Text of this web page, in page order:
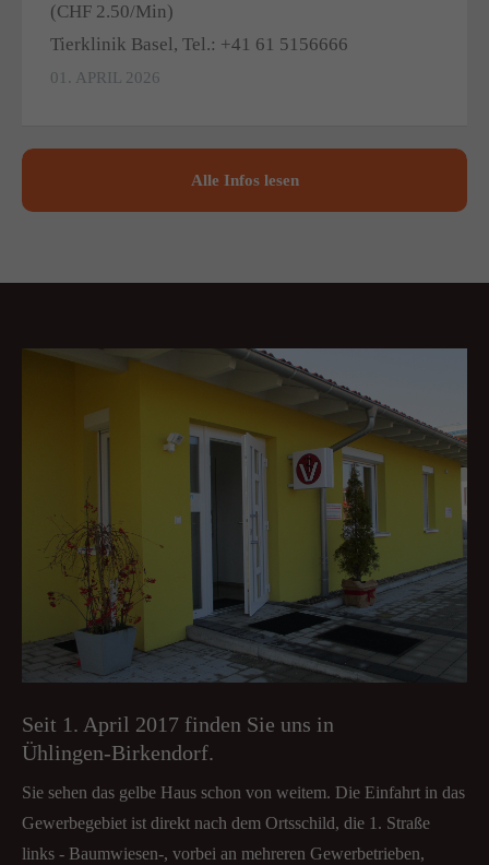
(CHF 2.50/Min)
Tierklinik Basel, Tel.: +41 61 5156666
01. APRIL 2026
Alle Infos lesen
Seit 1. April 2017 finden Sie uns in
Ühlingen-Birkendorf.
Sie sehen das gelbe Haus schon von weitem. Die Einfahrt in das
Gewerbegebiet ist direkt nach dem Ortsschild, die 1. Straße
links - Baumwiesen-, vorbei an mehreren Gewerbetrieben,